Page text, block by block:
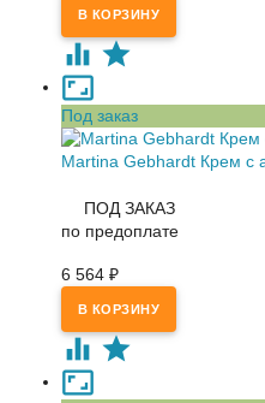
Под заказ
Martina Gebhardt Крем с
ПОД ЗАКАЗ
по предоплате
6 564 ₽